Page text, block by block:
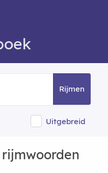
Rijmen
Uitgebreid